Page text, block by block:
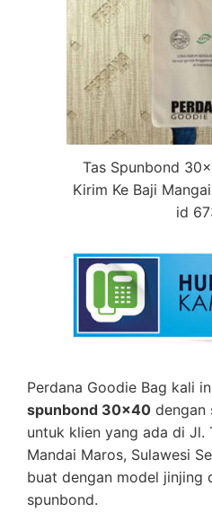
Tas Spunbond
Kirim Ke Baji
id
Perdana Goodie Bag kali
spunbond 30×40 dengan
untuk klien yang ada di Jl.
Mandai Maros, Sulawesi
buat dengan model jinjing
spunbond.